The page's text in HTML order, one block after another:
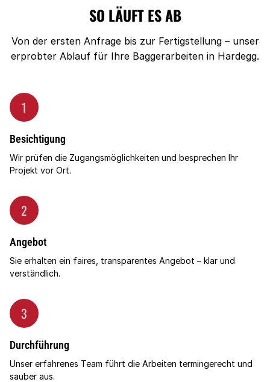
SO LÄUFT ES AB
Von der ersten Anfrage bis zur Fertigstellung – unser
erprobter Ablauf für Ihre Baggerarbeiten in Hardegg.
1
Besichtigung
Wir prüfen die Zugangsmöglichkeiten und besprechen Ihr
Projekt vor Ort.
2
Angebot
Sie erhalten ein faires, transparentes Angebot – klar und
verständlich.
3
Durchführung
Unser erfahrenes Team führt die Arbeiten termingerecht und
sauber aus.